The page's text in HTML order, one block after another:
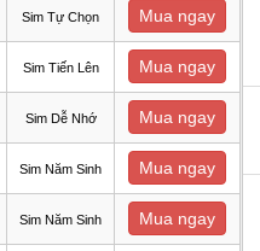
Sim Tự Chọn Mua ngay
Sim Tiến Lên Mua ngay
Sim Dễ Nhớ Mua ngay
Sim Năm Sinh Mua ngay
Sim Năm Sinh Mua ngay